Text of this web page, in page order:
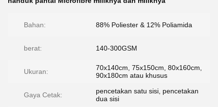
Bahan: 88% Poliester & 12% Poliamida
berat: 140-300GSM
Ukuran:
70x140cm, 75x150cm, 80x160cm,
90x180cm atau khusus
Gaya Cetak:
pencetakan satu sisi, pencetakan
dua sisi